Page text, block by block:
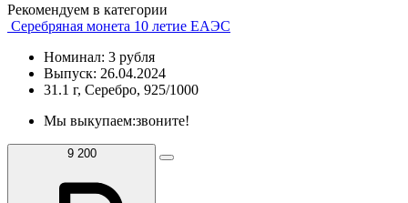
Рекомендуем в категории
Серебряная монета 10 летие ЕАЭС
Номинал: 3 рубля
Выпуск: 26.04.2024
31.1 г, Серебро, 925/1000
Мы выкупаем:звоните!
9 200